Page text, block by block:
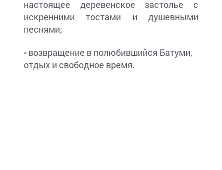
настоящее деревенское застолье с
искренними тостами и душевными
песнями;
-возвращение в полюбившийся Батуми,
отдых и свободное время.